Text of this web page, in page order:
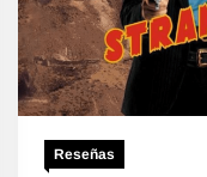
Reseñas